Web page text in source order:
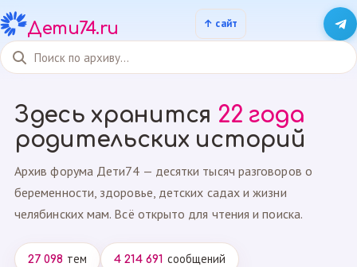
Дети74.ru
Здесь хранится 22 года
родительских историй
Архив форума Дети74 — десятки тысяч разговоров о
беременности, здоровье, детских садах и жизни
челябинских мам. Всё открыто для чтения и поиска.
27 098 тем 4 214 691 сообщений